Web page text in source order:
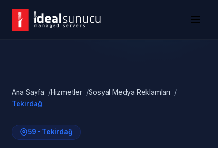
Ana Sayfa Hizmetler
Sosyal Medya Reklamları
Tekirdağ
59 - Tekirdağ